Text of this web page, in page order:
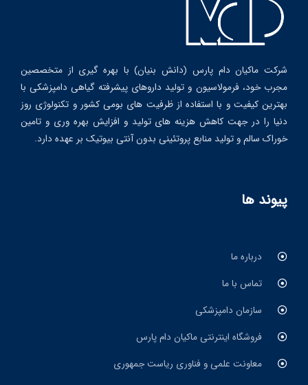
شرکت ماکیان دام پارس (دانش بنیان) با بهره گیری از متخصصین
مجرب خود، فرمولاسیون و تولید داروهای پیشرفته گیاهی دامپزشکی با
بهترین کیفیت و با استفاده از ظرفیت های بومی کشور و تکنولوژی روز
دنیا را در جهت کاهش هزینه های تولید و افزایش بهره وری و تامین
خوراک سالم و تولید منابع پروتئینی بدون آنتی بیوتیک بر عهده دارد.
پیوند ها
درباره ما
تماس با ما
سازمان دامپزشکی
فروشگاه اینترنتی ماکیان دام پارس
معاونت علمی و فناوری ریاست جمهوری